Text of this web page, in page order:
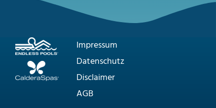
Impressum
Datenschutz
Disclaimer
AGB